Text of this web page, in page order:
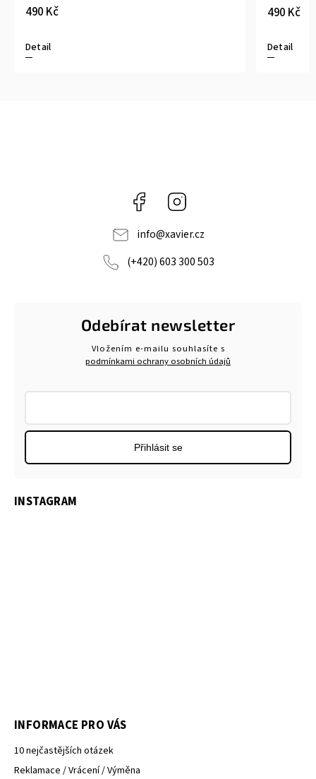
490 Kč
Detail
490 Kč
Detail
Facebook
info@xavier.cz
(+420) 603 300 503
Odebírat newsletter
Vložením e-mailu souhlasíte s
podmínkami ochrany osobních údajů
Přihlásit se
INSTAGRAM
INFORMACE PRO VÁS
10 nejčastějších otázek
Reklamace / Vrácení / Výměna